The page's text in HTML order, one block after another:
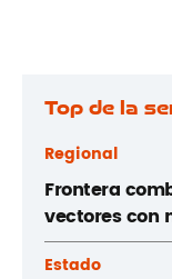
Top de la
Regional
Frontera
vectores con
Estado